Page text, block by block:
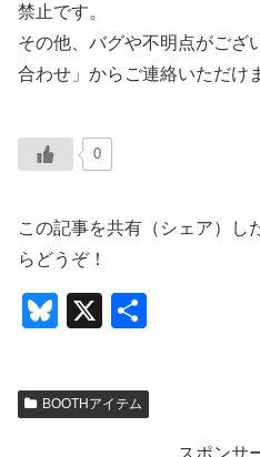
禁止です。
その他、バグや不明点がござ
合わせ」からご連絡いただけ
0
この記事を共有（シェア）し
らどうぞ！
Bl
e
sk
X
BOOTHアイテム